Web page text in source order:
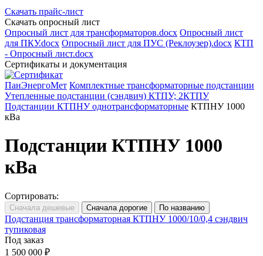
Скачать прайс-лист
Скачать опросный лист
Опросный лист для трансформаторов.docx Опросный лист
для ПКУ.docx Опросный лист для ПУС (Реклоузер).docx КТП
- Опросный лист.docx
Сертификаты и документация
ПанЭнергоМет Комплектные трансформаторные подстанции
Утепленные подстанции (сэндвич) КТПУ; 2КТПУ
Подстанции КТПНУ однотрансформаторные КТПНУ 1000
кВа
Подстанции КТПНУ 1000
кВа
Сортировать:
Подстанция трансформаторная КТПНУ 1000/10/0,4 сэндвич
тупиковая
Под заказ
1 500 000 ₽